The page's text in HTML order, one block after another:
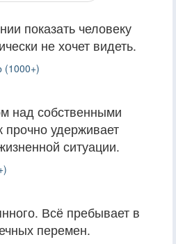
показать человеку
не хочет видеть.
(1000+)
над собственными
удерживает
ситуации.
Всё пребывает в
перемен.